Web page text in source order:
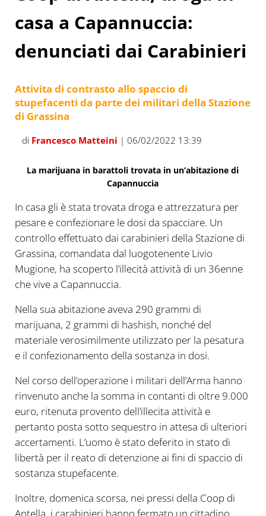
casa a Capannuccia:
denunciati dai Carabinieri
Attivita di contrasto allo spaccio di
stupefacenti da parte dei militari della Stazione
di Grassina
di Francesco Matteini | 06/02/2022 13:39
La marijuana in barattoli trovata in un’abitazione di
Capannuccia
In casa gli è stata trovata droga e attrezzatura per
pesare e confezionare le dosi da spacciare. Un
controllo effettuato dai carabinieri della Stazione di
Grassina, comandata dal luogotenente Livio
Mugione, ha scoperto l’illecità attività di un 36enne
che vive a Capannuccia.
Nella sua abitazione aveva 290 grammi di
marijuana, 2 grammi di hashish, nonché del
materiale verosimilmente utilizzato per la pesatura
e il confezionamento della sostanza in dosi.
Nel corso dell’operazione i militari dell’Arma hanno
rinvenuto anche la somma in contanti di oltre 9.000
euro, ritenuta provento dell’illecita attività e
pertanto posta sotto sequestro in attesa di ulteriori
accertamenti. L’uomo è stato deferito in stato di
libertà per il reato di detenzione ai fini di spaccio di
sostanza stupefacente.
Inoltre, domenica scorsa, nei pressi della Coop di